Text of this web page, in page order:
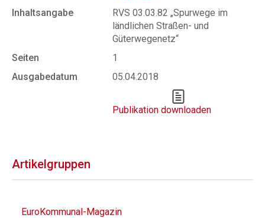
Inhaltsangabe
RVS 03.03.82 „Spurwege im
ländlichen Straßen- und
Güterwegenetz“
Seiten
1
Ausgabedatum
05.04.2018
Publikation downloaden
Artikelgruppen
EuroKommunal-Magazin